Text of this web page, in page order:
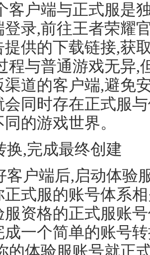
客户端与正式服是
登录,前往王者荣耀
提供的下载链接,获
程与普通游戏无异,
渠道的客户端,避免
会同时存在正式服
的游戏世界。
换,完成最终创建
客户端后,启动体验
正式服的账号体系
服资格的正式服账
成一个简单的账号
的体验服账号就正